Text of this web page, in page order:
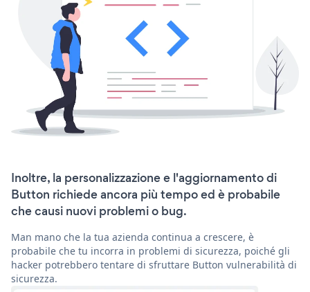
Inoltre, la personalizzazione e l'aggiornamento di
Button richiede ancora più tempo ed è probabile
che causi nuovi problemi o bug.
Man mano che la tua azienda continua a crescere, è
probabile che tu incorra in problemi di sicurezza, poiché gli
hacker potrebbero tentare di sfruttare Button vulnerabilità di
sicurezza.